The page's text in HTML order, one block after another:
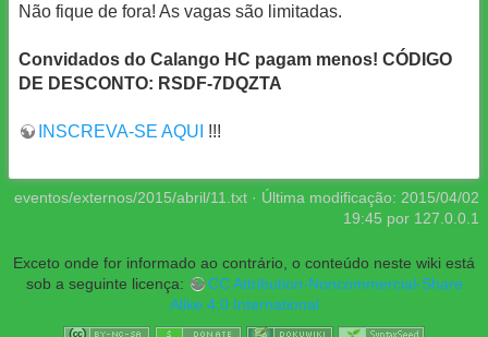
Não fique de fora! As vagas são limitadas.
Convidados do Calango HC pagam menos! CÓDIGO
DE DESCONTO: RSDF-7DQZTA
INSCREVA-SE AQUI !!!
eventos/externos/2015/abril/11.txt · Última modificação: 2015/04/02
19:45 por 127.0.0.1
Exceto onde for informado ao contrário, o conteúdo neste wiki está
sob a seguinte licença:
CC Attribution-Noncommercial-Share
Alike 4.0 International